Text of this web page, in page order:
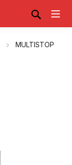
MULTISTOP